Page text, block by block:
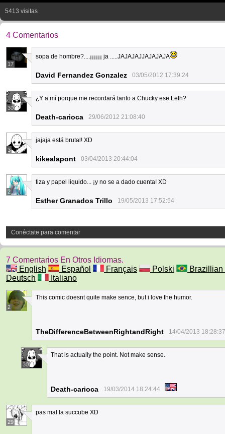
5413 visitas
4 Comentarios
17
sopa de hombre?....¡¡¡¡¡¡ ja .....JAJAJAJJAJAJAJA
David Fernandez Gonzalez 03/05/2012 17:39:24
30
¿Y a mí porque me recordará tanto a Chucky ese Leth?
Death-carioca 29/06/2012 21:08:40
3
jajaja está brutal! XD
kikealapont 03/04/2013 20:44:04
2
tiza y papel liquido... ¡y no se a dado cuenta! XD
Esther Granados Trillo 19/05/2013 17:52:54
Conéctate para comentar
7 Comentarios En Otros Idiomas.
English
Español Français Polski
Brazillian
Deutsch
Italiano
2
This comic doesnt quite make sence, but i love the humor.
TheDifferenceBetweenRightandRight 14/04/2013 18:28:37
30
That is actually the point. Not make sense.
Death-carioca 19/03/2014 18:24:44
29
pas mal la succube XD